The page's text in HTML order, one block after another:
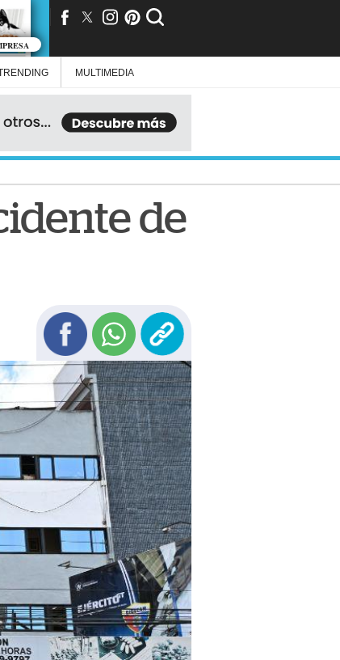
MULTIMEDIA
de